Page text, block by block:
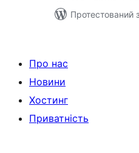
Протестований
Про нас
Новини
Хостинг
Приватність